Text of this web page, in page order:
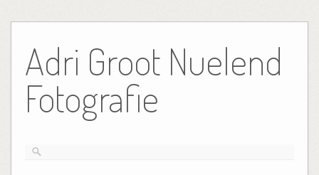
de
inhoud
Adri Groot Nuelend
Fotografie